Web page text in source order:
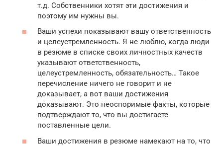
т.д. Собственники хотят эти достижения и
поэтому им нужны вы.
Ваши успехи показывают вашу ответственность
и целеустремленность. Я не люблю, когда люди
в резюме в списке своих личностных качеств
указывают ответственность,
целеустремленность, обязательность… Такое
перечисление ничего не говорит и не
доказывает, а вот ваши достижения
доказывают. Это неоспоримые факты, которые
подтверждают то, что вы достигаете
поставленные цели.
Ваши достижения в резюме намекают на то, что